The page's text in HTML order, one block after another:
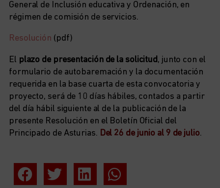
General de Inclusión educativa y Ordenación, en
régimen de comisión de servicios.
Resolución (pdf)
El plazo de presentación de la solicitud , junto con el
formulario de autobaremación y la documentación
requerida en la base cuarta de esta convocatoria y
proyecto, será de 10 días hábiles, contados a partir
del día hábil siguiente al de la publicación de la
presente Resolución en el Boletín Oficial del
Principado de Asturias. Del 26 de junio al 9 de julio.